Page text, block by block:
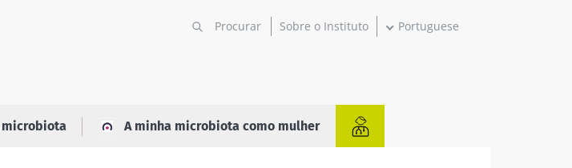
Sobre o Instituto Portuguese
microbiota A minha microbiota como mulher